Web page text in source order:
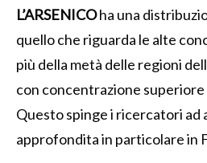
L’ARSENICOha una
quello che riguarda le alte
più della metà delle regioni
con concentrazione superiore
Questo spinge i ricercatori ad
approfondita in particolare in